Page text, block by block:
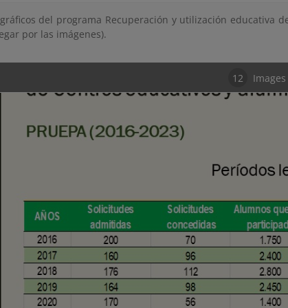
del programa Recuperación y utilización educativa
por las imágenes).
12 Images